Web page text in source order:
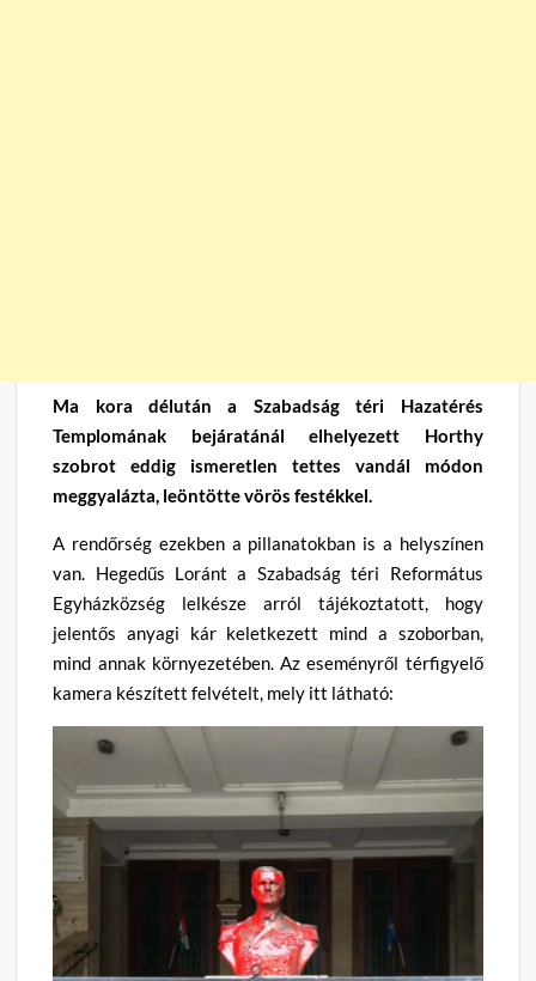
Ma kora délután a Szabadság téri Hazatérés
Templomának bejáratánál elhelyezett Horthy
szobrot eddig ismeretlen tettes vandál módon
meggyalázta, leöntötte vörös festékkel.
A rendőrség ezekben a pillanatokban is a helyszínen
van. Hegedűs Loránt a Szabadság téri Református
Egyházközség lelkésze arról tájékoztatott, hogy
jelentős anyagi kár keletkezett mind a szoborban,
mind annak környezetében. Az eseményről térfigyelő
kamera készített felvételt, mely itt látható: